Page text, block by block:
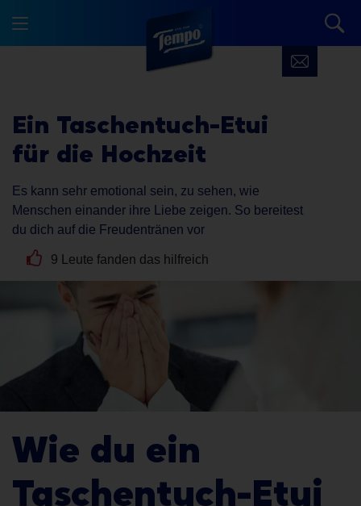
Ein Taschentuch-Etui
für die Hochzeit
Es kann sehr emotional sein, zu sehen, wie
Menschen einander ihre Liebe zeigen. So bereitest
du dich auf die Freudentränen vor
9 Leute fanden das hilfreich
Wie du ein
Taschentuch-Etui